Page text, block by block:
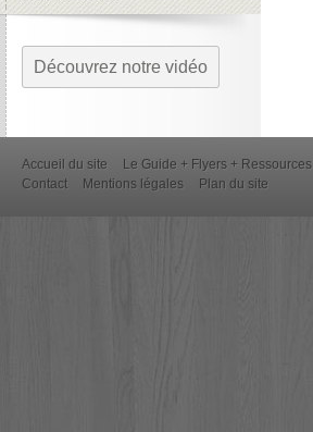
Découvrez notre vidéo
Accueil du site Le Guide + Flyers + Ressources
Contact
Mentions légales Plan du site